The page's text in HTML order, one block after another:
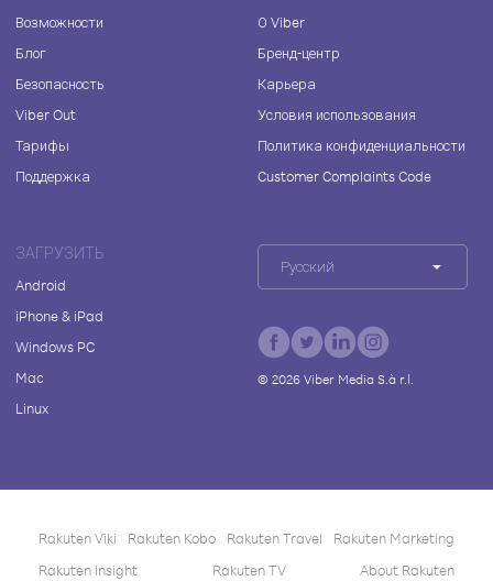
Возможности
Блог
Безопасность
Viber Out
Тарифы
Поддержка
О Viber
Бренд-центр
Карьера
Условия использования
Политика конфиденциальности
Customer Complaints Code
ЗАГРУЗИТЬ
Android
iPhone & iPad
Windows PC
Mac
Linux
Русский
© 2026Viber Media S.à r.l.
Rakuten Viki Rakuten Kobo Rakuten Travel
Rakuten Marketing
Rakuten Insight
Rakuten TV About Rakuten